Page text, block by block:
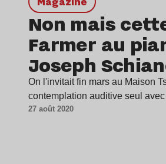
Non mais
Farmer au
Joseph
On l'invitait fin mars au Maison
contemplation auditive seul
27 août 2020